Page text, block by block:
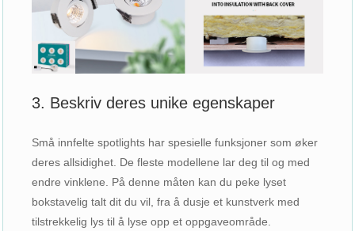
3. Beskriv deres unike egenskaper
Små innfelte spotlights har spesielle funksjoner som øker
deres allsidighet. De fleste modellene lar deg til og med
endre vinklene. På denne måten kan du peke lyset
bokstavelig talt dit du vil, fra å dusje et kunstverk med
tilstrekkelig lys til å lyse opp et oppgaveområde.